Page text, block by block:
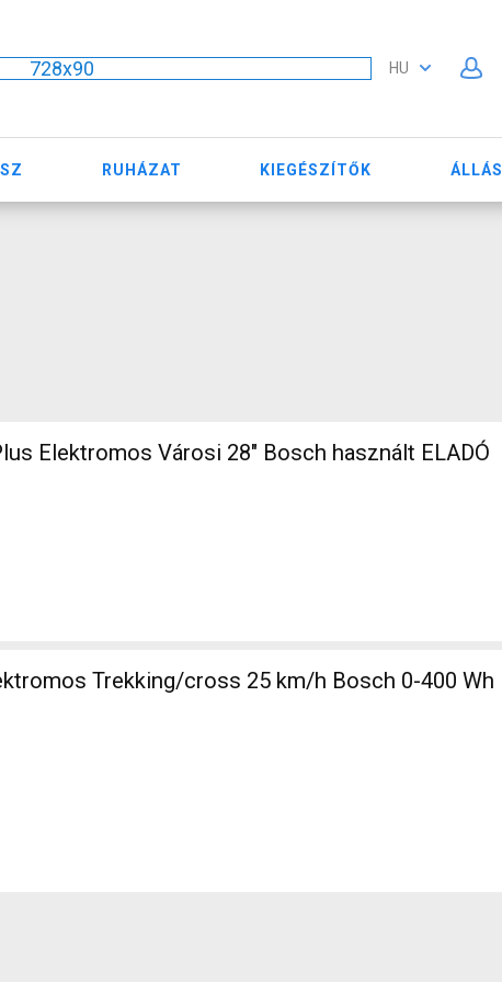
728x90 HU
RUHÁZAT KIEGÉSZÍTŐK ÁLLÁS
Elektromos Városi 28" Bosch használt ELADÓ